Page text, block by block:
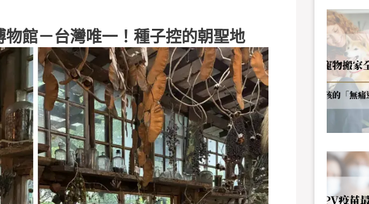
館－台灣唯一！種子控的朝聖地